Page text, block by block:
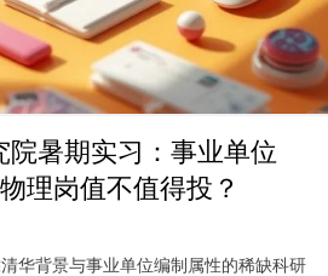
暑期实习：事业单位
理岗值不值得投？
华背景与事业单位编制属性的稀缺科研